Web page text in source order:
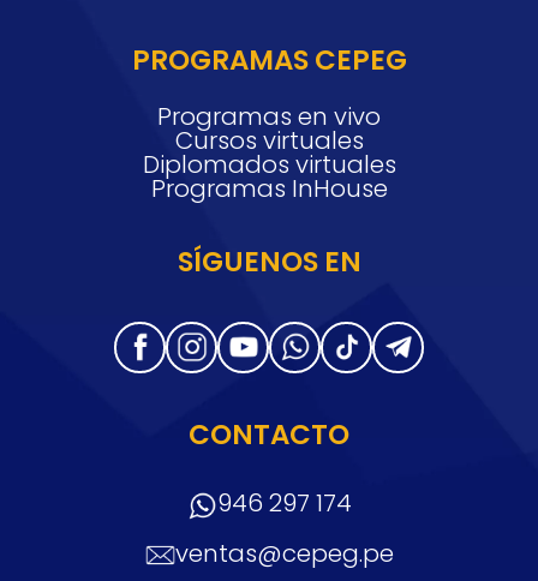
PROGRAMAS CEPEG
Programas en vivo
Cursos virtuales
Diplomados virtuales
Programas InHouse
SÍGUENOS EN
CONTACTO
946 297 174
ventas@cepeg.pe